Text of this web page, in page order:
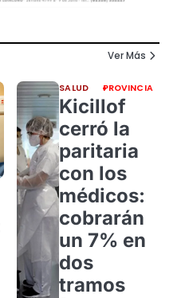
Ver Más
SALUD PROVINCIA
Kicillof
cerró la
paritaria
con los
médicos:
cobrarán
un 7% en
dos
tramos